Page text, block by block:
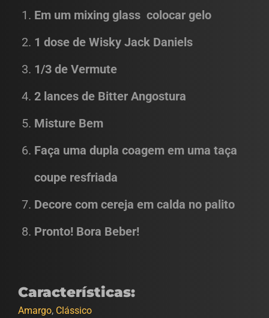
Em um mixing glass colocar gelo
1 dose de Wisky Jack Daniels
1/3 de Vermute
2 lances de Bitter Angostura
Misture Bem
Faça uma dupla coagem em uma taça
coupe resfriada
Decore com cereja em calda no palito
Pronto! Bora Beber!
Características:
Amargo, Clássico